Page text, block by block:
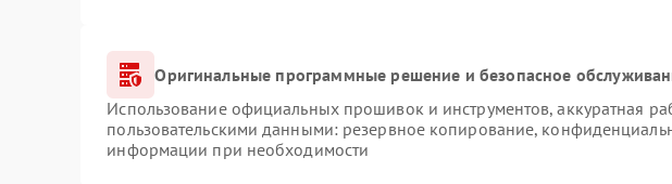
Оригинальные программные решение и безопасное
Использование официальных прошивок и инструментов, аккуратная
пользовательскими данными: резервное копирование,
информации при необходимости